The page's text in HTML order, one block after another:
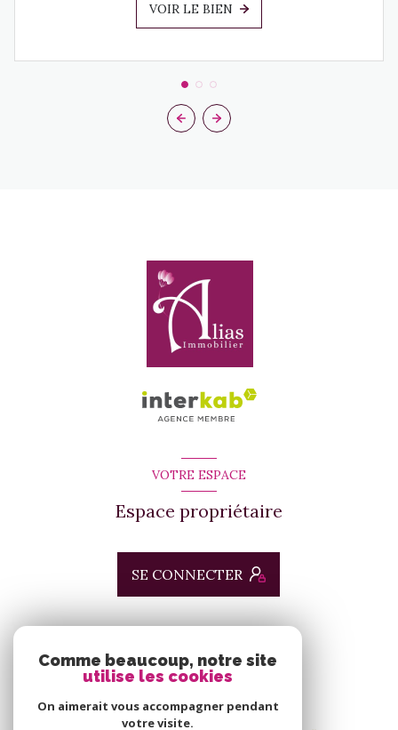
VOIR LE BIEN
VOTRE ESPACE
Espace propriétaire
SE CONNECTER
Nous adhérons
Comme beaucoup, notre site
utilise les cookies
On aimerait vous accompagner pendant
votre visite.